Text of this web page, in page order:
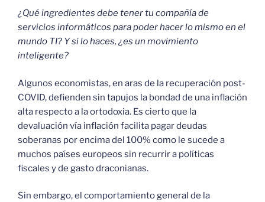
¿Qué ingredientes debe tener tu compañía de
servicios informáticos para poder hacer lo mismo en el
mundo TI? Y si lo haces, ¿es un movimiento
inteligente?
Algunos economistas, en aras de la recuperación post-
COVID, defienden sin tapujos la bondad de una inflación
alta respecto a la ortodoxia. Es cierto que la
devaluación vía inflación facilita pagar deudas
soberanas por encima del 100% como le sucede a
muchos países europeos sin recurrir a políticas
fiscales y de gasto draconianas.
Sin embargo, el comportamiento general de la